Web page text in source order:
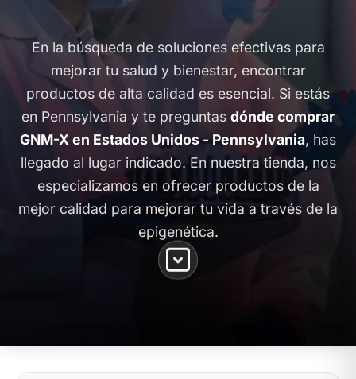
En la búsqueda de soluciones efectivas para
mejorar tu salud y bienestar, encontrar
productos de alta calidad es esencial. Si estás
en Pennsylvania y te preguntas dónde comprar
GNM-X en Estados Unidos - Pennsylvania, has
llegado al lugar indicado. En nuestra tienda, nos
especializamos en ofrecer productos de la
mejor calidad para mejorar tu vida a través de la
epigenética.